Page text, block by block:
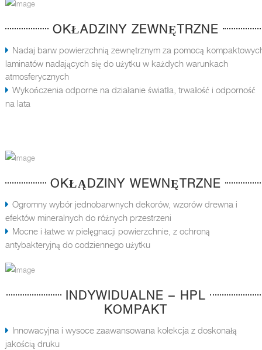
OKŁADZINY ZEWNĘTRZNE
Nadaj barw powierzchnią zewnętrznym za pomocą
laminatów nadających się do użytku w każdych warunkach
atmosferycznych
Wykończenia odporne na działanie światła, trwałość i odporność
na lata
OKŁĄDZINY WEWNĘTRZNE
Ogromny wybór jednobarwnych dekorów, wzorów drewna i
efektów mineralnych do różnych przestrzeni
Mocne i łatwe w pielęgnacji powierzchnie, z ochroną
antybakteryjną do codziennego użytku
INDYWIDUALNE – HPL
KOMPAKT
Innowacyjna i wysoce zaawansowana kolekcja z doskonałą
jakością druku